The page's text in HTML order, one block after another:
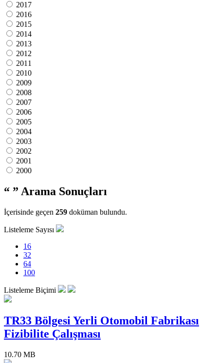
2017
2016
2015
2014
2013
2012
2011
2010
2009
2008
2007
2006
2005
2004
2003
2002
2001
2000
“ ” Arama Sonuçları
İçerisinde geçen 259 doküman bulundu.
Listeleme Sayısı
16
32
64
100
Listeleme Biçimi
TR33 Bölgesi Yerli Otomobil Fabrikası
Fizibilite Çalışması
10.70 MB